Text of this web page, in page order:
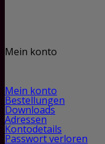
Mein konto
Mein konto
Bestellungen
Downloads
Adressen
Kontodetails
Passwort verloren